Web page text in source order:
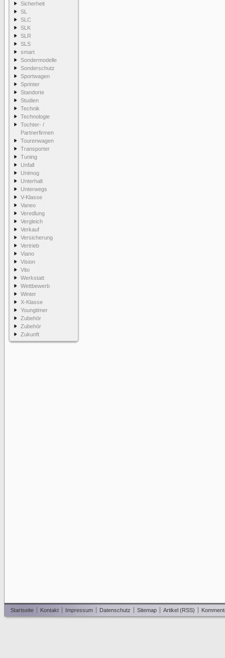
Sicherheit
SL
SLC
SLK
SLR
SLS
smart
Sondermodelle
Sonderschutz
Sportwagen
Sprinter
Standorte
Studien
Technik
Technologie
Tochter- /
Partnerfirmen
Tourenwagen
Transporter
Tuning
Unfall
Unimog
Unterhalt
Unterwegs
V-Klasse
Vaneo
Veredlung
Vergleich
Verkauf
Versicherung
Vertrieb
Viano
Vision
Vito
Werkstatt
Wettbewerb
Winter
X-Klasse
Youngtimer
Zubehör
Zubehör
Zukunft
Startseite Kontakt Impressum Datenschutz Sitemap Artikel (RSS)